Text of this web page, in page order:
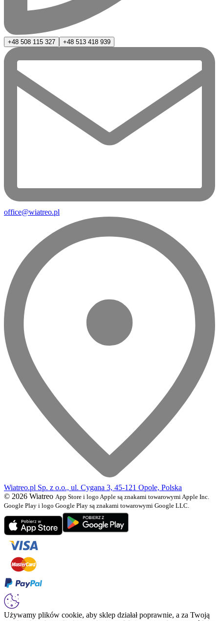
+48 508 115 327 +48 513 418 939
office@wiatreo.pl
Wiatreo.pl Sp. z o.o., ul. Cygana 3, 45-121 Opole, Polska
© 2026 Wiatreo App Store i logo Apple są znakami towarowymi Apple Inc.
Google Play i logo Google Play są znakami towarowymi Google LLC.
Używamy plików cookie, aby sklep działał poprawnie, a za Twoją